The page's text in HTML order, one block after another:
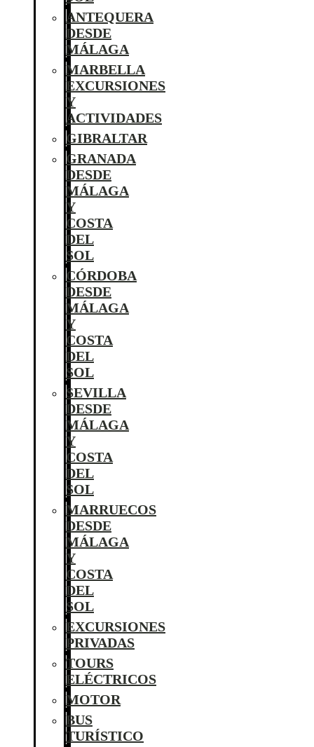
ANTEQUERA
DESDE
MÁLAGA
MARBELLA
EXCURSIONES
Y
ACTIVIDADES
GIBRALTAR
GRANADA
DESDE
MÁLAGA
Y
COSTA
DEL
SOL
CÓRDOBA
DESDE
MÁLAGA
Y
COSTA
DEL
SOL
SEVILLA
DESDE
MÁLAGA
Y
COSTA
DEL
SOL
MARRUECOS
DESDE
MÁLAGA
Y
COSTA
DEL
SOL
EXCURSIONES
PRIVADAS
TOURS
ELÉCTRICOS
MOTOR
BUS
TURÍSTICO